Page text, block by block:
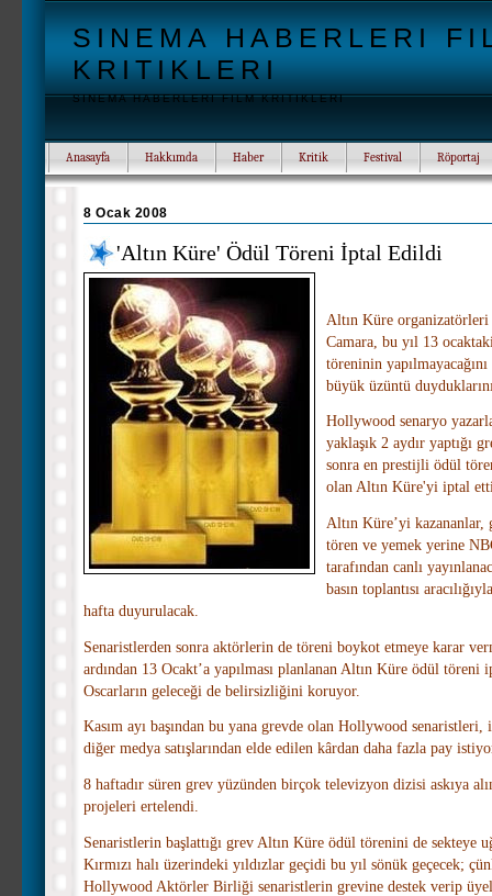
SINEMA HABERLERI
KRITIKLERI
SINEMA HABERLERI FILM KRITIKLERI
Anasayfa Hakkımda Haber Kritik Festival Röportaj
8 Ocak 2008
'Altın Küre' Ödül Töreni İptal Edildi
Altın Küre organizatörleri
Camara, bu yıl 13
töreninin
büyük üzüntü
Hollywood senaryo
yaklaşık 2 aydır yaptığı
sonra en prestijli ödül
olan Altın Küre'yi iptal
Altın Küre’yi kazananlar,
tören ve yemek yerine
tarafından canlı
basın toplantısı
hafta duyurulacak.
Senaristlerden sonra aktörlerin de töreni boykot etmeye karar
ardından 13 Ocakt’a yapılması planlanan Altın Küre ödül töreni
Oscarların geleceği de belirsizliğini koruyor.
Kasım ayı başından bu yana grevde olan Hollywood senaristleri,
diğer medya satışlarından elde edilen kârdan daha fazla pay
8 haftadır süren grev yüzünden birçok televizyon dizisi askıya
projeleri ertelendi.
Senaristlerin başlattığı grev Altın Küre ödül törenini de sekteye
Kırmızı halı üzerindeki yıldızlar geçidi bu yıl sönük geçecek;
Hollywood Aktörler Birliği senaristlerin grevine destek verip